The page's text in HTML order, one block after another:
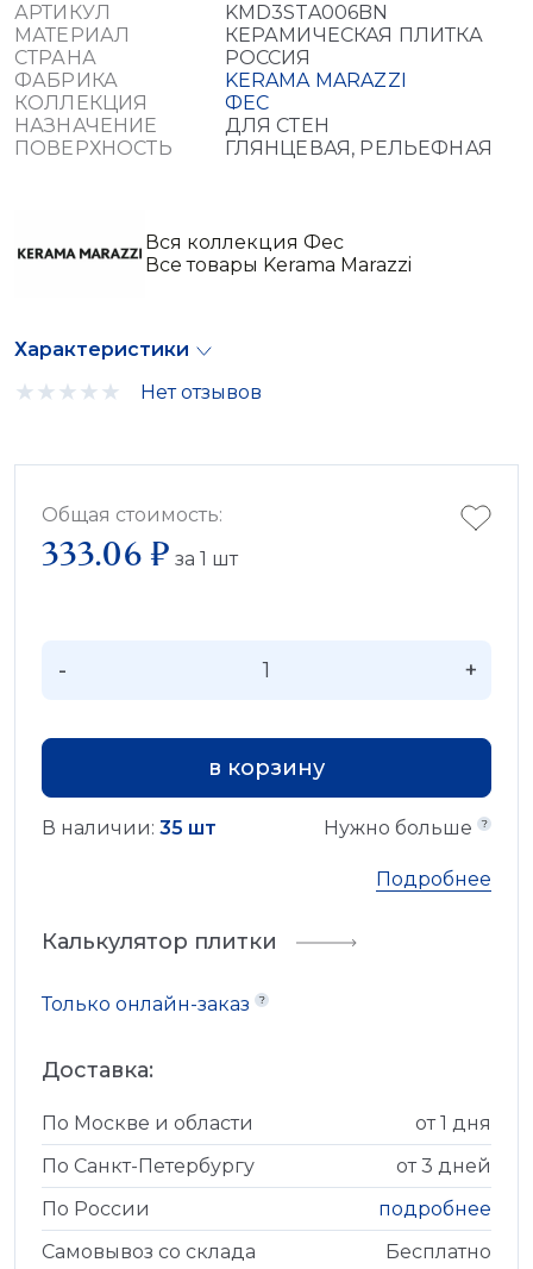
АРТИКУЛ
KMD3STA006BN
МАТЕРИАЛ
КЕРАМИЧЕСКАЯ ПЛИТКА
СТРАНА
РОССИЯ
ФАБРИКА
KERAMA MARAZZI
КОЛЛЕКЦИЯ
ФЕС
НАЗНАЧЕНИЕ
ДЛЯ СТЕН
ПОВЕРХНОСТЬ
ГЛЯНЦЕВАЯ, РЕЛЬЕФНАЯ
Вся коллекция Фес
Все товары Kerama Marazzi
Характеристики
Нет отзывов
Общая стоимость:
333.06 ₽ за 1 шт
- +
в корзину
В наличии: 35 шт Нужно больше
Подробнее
Калькулятор плитки
Только онлайн-заказ
Доставка:
По Москве и области
от 1 дня
По Санкт-Петербургу
от 3 дней
По России
подробнее
Самовывоз со склада
Бесплатно